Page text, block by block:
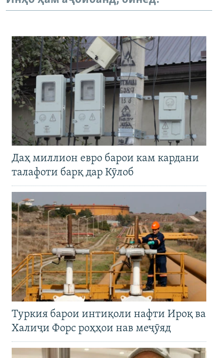
Даҳ миллион евро барои кам кардани
талафоти барқ дар Кӯлоб
Туркия барои интиқоли нафти Ироқ ва
Халиҷи Форс роҳҳои нав меҷӯяд